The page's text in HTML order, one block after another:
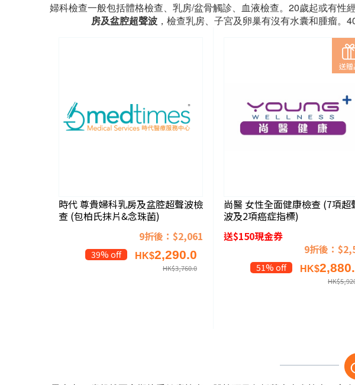
婦科檢查一般包括體格檢查、乳房/盆骨觸診、血液檢查。20歲起或有性
房及盆腔超聲波，檢查乳房、子宮及卵巢有沒有水囊和腫瘤。
時代 尊貴婦科乳房及盆腔超聲波檢
查 (包柏氏抹片&念珠菌)
9折後：$2,061
39% off HK$2,290.0
HK$3,760.0
送贈
尚醫 女性全面健康檢查 (7項超
波及2項癌症指標)
送$150現金券
9折後：
51% off HK$
HK$